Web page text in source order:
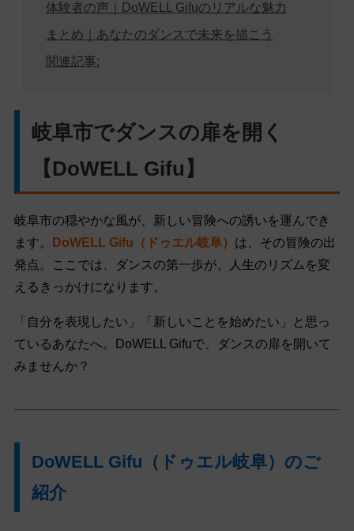
体験者の声｜DoWELL Gifuのリアルな魅力
まとめ｜あなたのダンスで未来を描こう
関連記事:
岐阜市でダンスの扉を開く
【DoWELL Gifu】
岐阜市の穏やかな風が、新しい冒険への誘いを運んでき
ます。
DoWELL Gifu（ドゥエル岐阜） は、その冒険の出
発点。ここでは、ダンスの第一歩が、人生のリズムを変
えるきっかけになります。
「自分を表現したい」「新しいことを始めたい」と思っ
ているあなたへ。DoWELL Gifuで、ダンスの扉を開いて
みませんか？
DoWELL Gifu（ドゥエル岐阜）のご
紹介